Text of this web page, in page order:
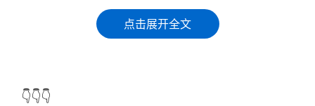
说起这双生荣耀，那可是咱们村子里最近的热门。
要说这双生荣耀，那可不只是个名字，它就像是一
这双生荣耀啊，其实就是两个小年轻，一个叫大
点击展开全文
👇👇👇